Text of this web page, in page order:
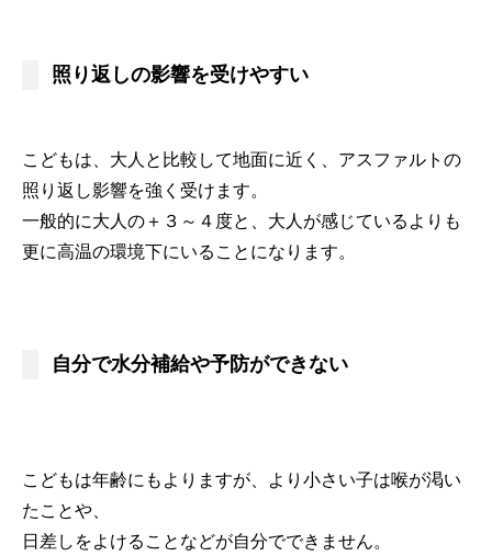
照り返しの影響を受けやすい
こどもは、大人と比較して地面に近く、アスファルトの
照り返し影響を強く受けます。
一般的に大人の＋３～４度と、大人が感じているよりも
更に高温の環境下にいることになります。
自分で水分補給や予防ができない
こどもは年齢にもよりますが、より小さい子は喉が渇い
たことや、
日差しをよけることなどが自分でできません。